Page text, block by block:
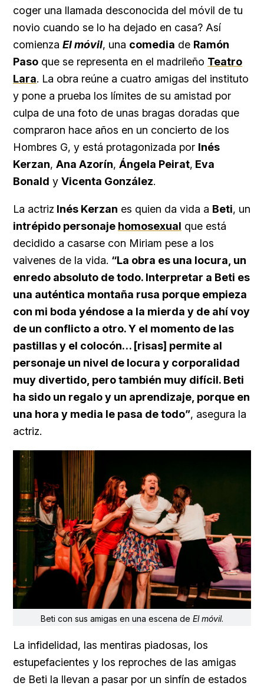
coger una llamada desconocida del móvil de tu
novio cuando se lo ha dejado en casa? Así
comienza El móvil, una comedia de Ramón
Paso que se representa en el madrileño Teatro
Lara. La obra reúne a cuatro amigas del instituto
y pone a prueba los límites de su amistad por
culpa de una foto de unas bragas doradas que
compraron hace años en un concierto de los
Hombres G, y está protagonizada por Inés
Kerzan, Ana Azorín, Ángela Peirat, Eva
Bonald y Vicenta González.
La actriz Inés Kerzan es quien da vida a Beti, un
intrépido personaje homosexual que está
decidido a casarse con Miriam pese a los
vaivenes de la vida. “La obra es una locura, un
enredo absoluto de todo. Interpretar a Beti es
una auténtica montaña rusa porque empieza
con mi boda yéndose a la mierda y de ahí voy
de un conflicto a otro. Y el momento de las
pastillas y el colocón… [risas] permite al
personaje un nivel de locura y corporalidad
muy divertido, pero también muy difícil. Beti
ha sido un regalo y un aprendizaje, porque en
una hora y media le pasa de todo”, asegura la
actriz.
Beti con sus amigas en una escena de El móvil.
La infidelidad, las mentiras piadosas, los
estupefacientes y los reproches de las amigas
de Beti la llevan a pasar por un sinfín de estados